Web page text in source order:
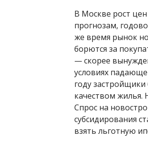
В Москве рост
прогнозам,
же время рынок
борются за
— скорее
условиях
году
качеством жилья.
Спрос на
субсидирования
взять льготную